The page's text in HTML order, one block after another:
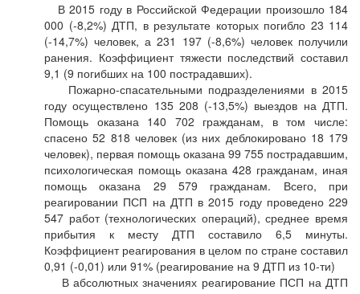
В 2015 году в Российской Федерации произошло 184
000 (-8,2%) ДТП, в результате которых погибло 23 114
(-14,7%) человек, а 231 197 (-8,6%) человек получили
ранения. Коэффициент тяжести последствий составил
9,1 (9 погибших на 100 пострадавших).
Пожарно-спасательными подразделениями в 2015
году осуществлено 135 208 (-13,5%) выездов на ДТП.
Помощь оказана 140 702 гражданам, в том числе:
спасено 52 818 человек (из них деблокировано 18 179
человек), первая помощь оказана 99 755 пострадавшим,
психологическая помощь оказана 428 гражданам, иная
помощь оказана 29 579 гражданам. Всего, при
реагировании ПСП на ДТП в 2015 году проведено 229
547 работ (технологических операций), среднее время
прибытия к месту ДТП составило 6,5 минуты.
Коэффициент реагирования в целом по стране составил
0,91 (-0,01) или 91% (реагирование на 9 ДТП из 10-ти)
В абсолютных значениях реагирование ПСП на ДТП